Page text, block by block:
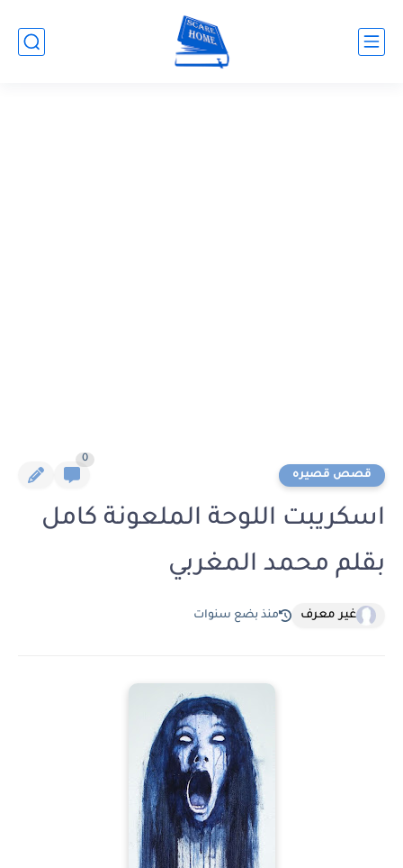
قصص قصيره
0
اسكريبت اللوحة الملعونة كامل
بقلم محمد المغربي
غير معرف منذ بضع سنوات